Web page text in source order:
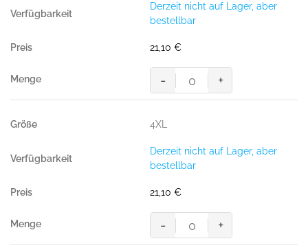
Derzeit nicht auf Lager, aber
bestellbar
21,10 €
Poloshirt
Performance,
(50%
BW/50%
Menge
- +
4XL
Derzeit nicht auf Lager, aber
bestellbar
21,10 €
Poloshirt
Performance,
- +